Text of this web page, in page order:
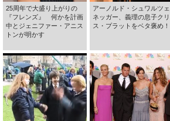
25周年で大盛り上がりの
『フレンズ』 何かを計画
中とジェニファー・アニス
トンが明かす
アーノルド・シュワルツェ
ネッガー、義理の息子クリ
ス・プラットをベタ褒め！